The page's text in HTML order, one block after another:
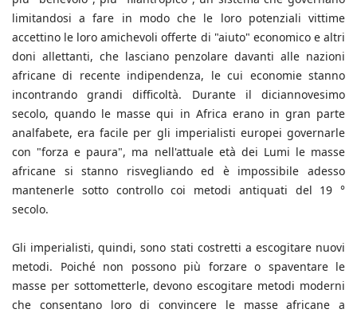
limitandosi a fare in modo che le loro potenziali vittime
accettino le loro amichevoli offerte di "aiuto" economico e altri
doni allettanti, che lasciano penzolare davanti alle nazioni
africane di recente indipendenza, le cui economie stanno
incontrando grandi difficoltà. Durante il diciannovesimo
secolo, quando le masse qui in Africa erano in gran parte
analfabete, era facile per gli imperialisti europei governarle
con "forza e paura", ma nell'attuale età dei Lumi le masse
africane si stanno risvegliando ed è impossibile adesso
mantenerle sotto controllo coi metodi antiquati del 19 °
secolo.
Gli imperialisti, quindi, sono stati costretti a escogitare nuovi
metodi. Poiché non possono più forzare o spaventare le
masse per sottometterle, devono escogitare metodi moderni
che consentano loro di convincere le masse africane a